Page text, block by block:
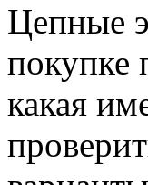
Цепные
покупке
какая